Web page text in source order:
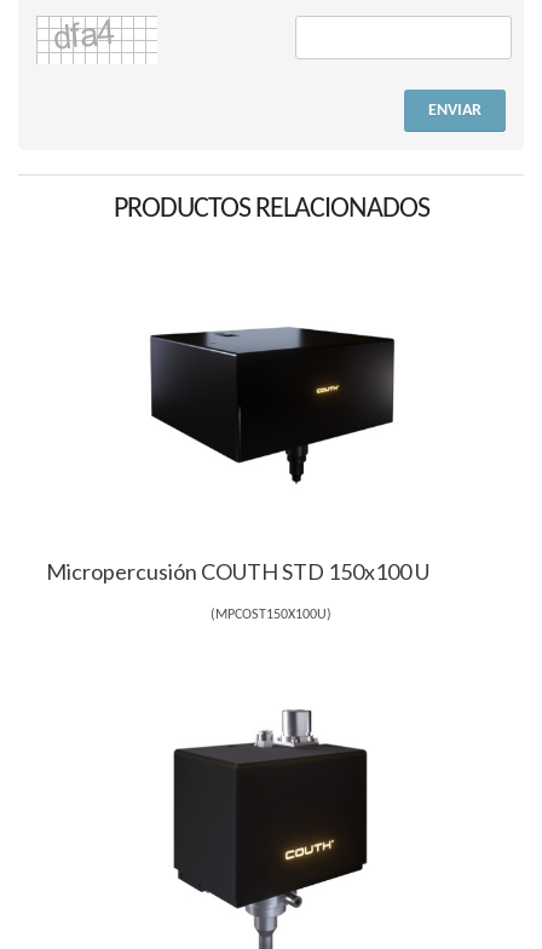
ENVIAR
PRODUCTOS RELACIONADOS
Micropercusión COUTH STD 150x100 U
( MPCOST150X100U)